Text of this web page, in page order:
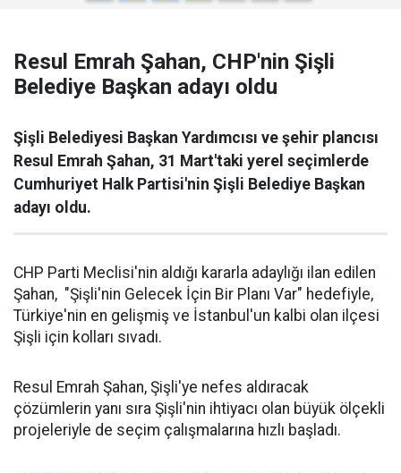
Resul Emrah Şahan, CHP'nin Şişli
Belediye Başkan adayı oldu
Şişli Belediyesi Başkan Yardımcısı ve şehir plancısı
Resul Emrah Şahan, 31 Mart'taki yerel seçimlerde
Cumhuriyet Halk Partisi'nin Şişli Belediye Başkan
adayı oldu.
CHP Parti Meclisi'nin aldığı kararla adaylığı ilan edilen
Şahan, "Şişli'nin Gelecek İçin Bir Planı Var" hedefiyle,
Türkiye'nin en gelişmiş ve İstanbul'un kalbi olan ilçesi
Şişli için kolları sıvadı.
Resul Emrah Şahan, Şişli'ye nefes aldıracak
çözümlerin yanı sıra Şişli'nin ihtiyacı olan büyük ölçekli
projeleriyle de seçim çalışmalarına hızlı başladı.